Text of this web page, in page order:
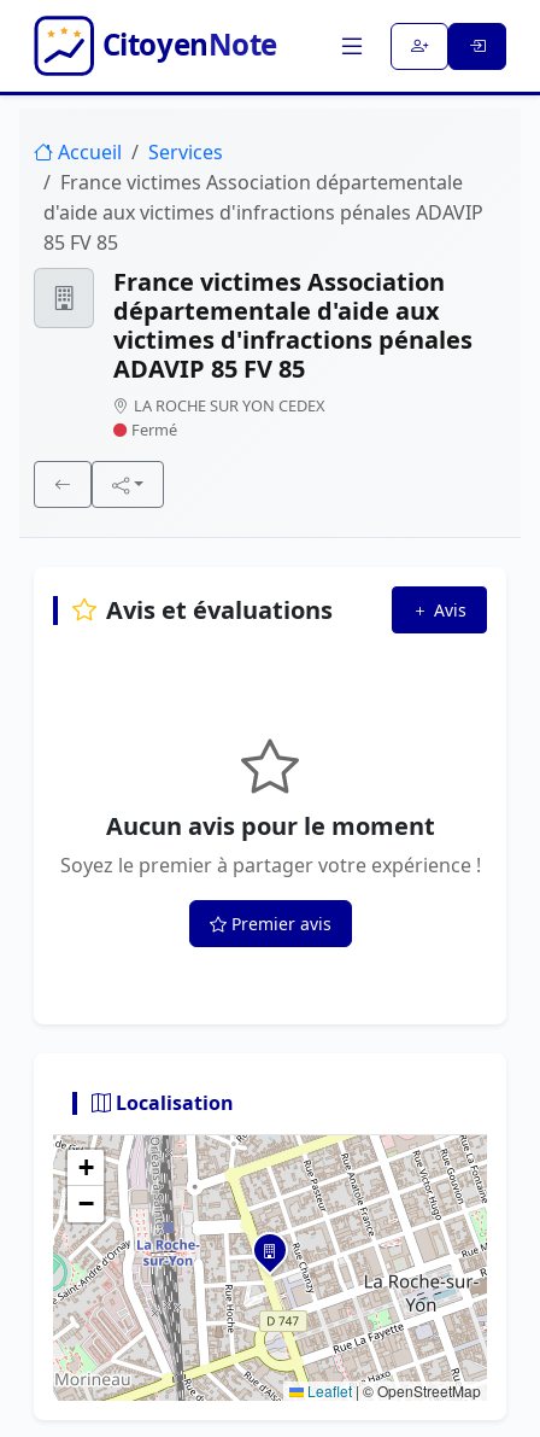
Accueil
Services
France victimes Association départementale
d'aide aux victimes d'infractions pénales ADAVIP
85 FV 85
France victimes Association
départementale d'aide aux
victimes d'infractions pénales
ADAVIP 85 FV 85
LA ROCHE SUR YON CEDEX
Fermé
Avis et évaluations Avis
Aucun avis pour le moment
Soyez le premier à partager votre expérience !
Premier avis
Localisation
+
−
Leaflet|© OpenStreetMap